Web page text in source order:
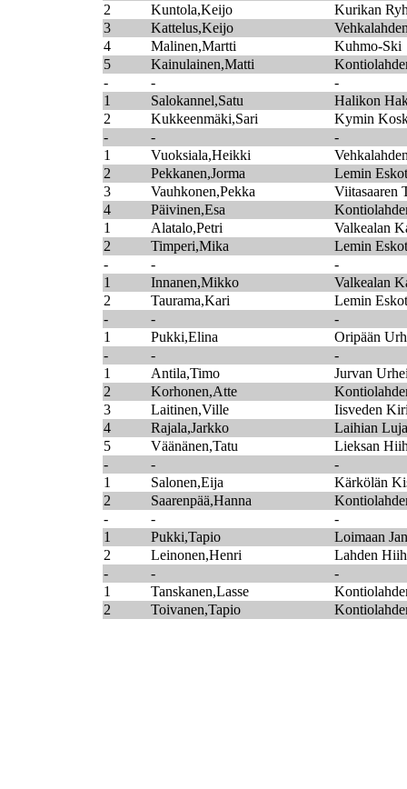
2
Kuntola,Keijo
Kurikan
3
Kattelus,Keijo
4
Malinen,Martti
Kuhmo-Ski
5
Kainulainen,Matti
-
-
-
1
Salokannel,Satu
Halikon
2
Kukkeenmäki,Sari
Kymin
-
-
-
1
Vuoksiala,Heikki
2
Pekkanen,Jorma
Lemin Eskot
3
Vauhkonen,Pekka
Viitasaaren
4
Päivinen,Esa
1
Alatalo,Petri
Valkealan
2
Timperi,Mika
Lemin Eskot
-
-
-
1
Innanen,Mikko
Valkealan
2
Taurama,Kari
Lemin Eskot
-
-
-
1
Pukki,Elina
Oripään
-
-
-
1
Antila,Timo
Jurvan
2
Korhonen,Atte
3
Laitinen,Ville
Iisveden
4
Rajala,Jarkko
Laihian Luja
5
Väänänen,Tatu
Lieksan
-
-
-
1
Salonen,Eija
Kärkölän
2
Saarenpää,Hanna
-
-
-
1
Pukki,Tapio
Loimaan
2
Leinonen,Henri
Lahden
-
-
-
1
Tanskanen,Lasse
2
Toivanen,Tapio